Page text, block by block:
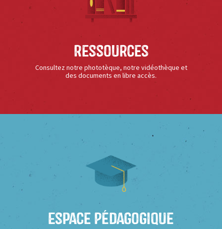
Ressources
Consultez notre phototèque, notre vidéothèque et
des documents en libre accès.
Espace Pédagogique